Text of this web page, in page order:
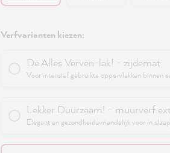
Verfvarianten kiezen:
De Alles Verven-lak! - zijdemat
Voor intensief gebruikte oppervlakken binnen
Lekker Duurzaam! - muurverf
Elegant en gezondheidsvriendelijk voor in